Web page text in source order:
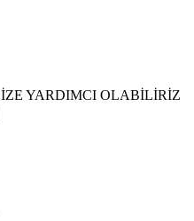
YARDIMCI OLABİLİRİZ